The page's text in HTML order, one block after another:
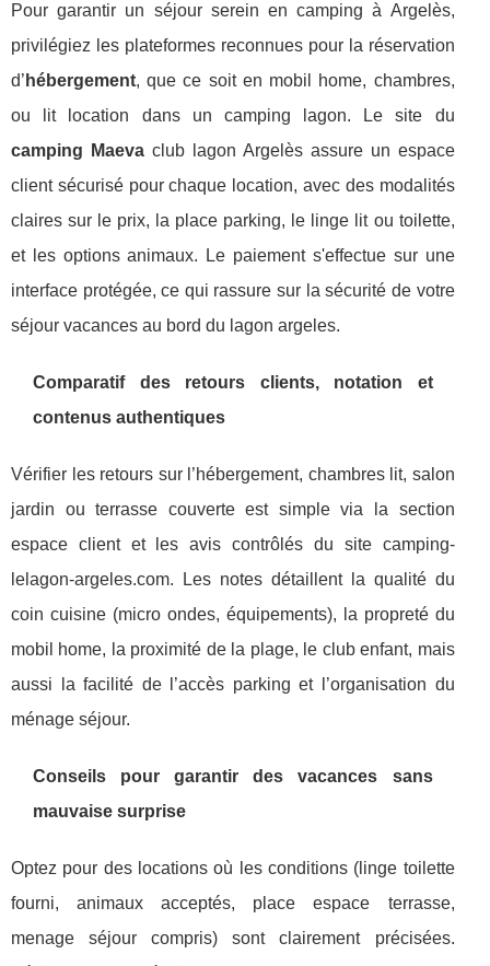
Pour garantir un séjour serein en camping à Argelès,
privilégiez les plateformes reconnues pour la réservation
d’ hébergement, que ce soit en mobil home, chambres,
ou lit location dans un camping lagon. Le site du
camping Maevaclub lagon Argelès assure un espace
client sécurisé pour chaque location, avec des modalités
claires sur le prix, la place parking, le linge lit ou toilette,
et les options animaux. Le paiement s'effectue sur une
interface protégée, ce qui rassure sur la sécurité de votre
séjour vacances au bord du lagon argeles.
Comparatif des retours clients, notation et
contenus authentiques
Vérifier les retours sur l’hébergement, chambres lit, salon
jardin ou terrasse couverte est simple via la section
espace client et les avis contrôlés du site camping-
lelagon-argeles.com. Les notes détaillent la qualité du
coin cuisine (micro ondes, équipements), la propreté du
mobil home, la proximité de la plage, le club enfant, mais
aussi la facilité de l’accès parking et l’organisation du
ménage séjour.
Conseils pour garantir des vacances sans
mauvaise surprise
Optez pour des locations où les conditions (linge toilette
fourni, animaux acceptés, place espace terrasse,
menage séjour compris) sont clairement précisées.